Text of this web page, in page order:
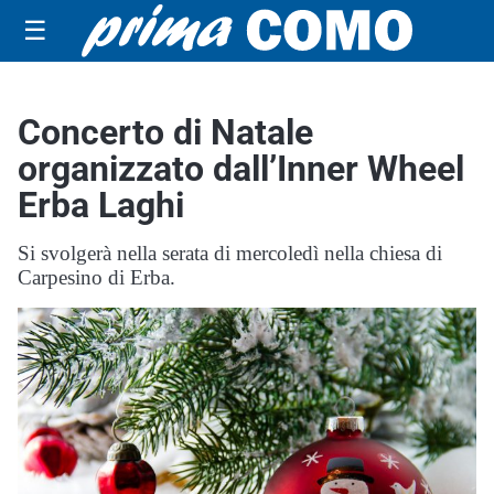
☰
Concerto di Natale
organizzato dall’Inner Wheel
Erba Laghi
Si svolgerà nella serata di mercoledì nella chiesa di
Carpesino di Erba.